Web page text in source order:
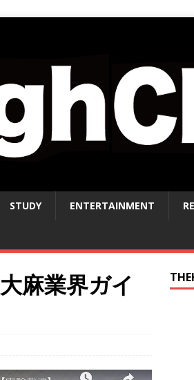
STUDY ENTERTAINMENT
麻業界ガイ